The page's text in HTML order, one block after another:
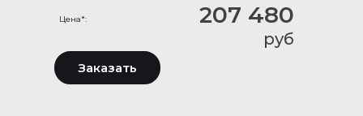
Цена*: 207 480
руб
Заказать